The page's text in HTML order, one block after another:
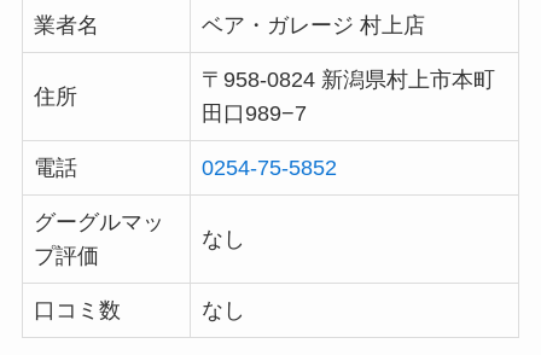
業者名 ベア・ガレージ 村上店
住所
〒958-0824 新潟県村上市本町
田口989−7
電話 0254-75-5852
グーグルマッ
プ評価
なし
口コミ数 なし